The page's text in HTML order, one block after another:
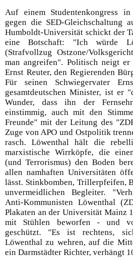
Auf einem Studentenkongress
gegen die SED-Gleichschaltung
Humboldt-Universität schickt der
eine Botschaft: "Ich würde
(Strafvollzug Ostzone/
man angreifen". Politisch neigt er
Ernst Reuter, den Regierenden
Für seinen Schwiegervater
gesamtdeutschen Minister, ist er
Wunder, dass ihn der
einstimmig, auch mit den
Freunde" mit der Leitung des
Zuge von APO und Ostpolitik
rasch. Löwenthal hält die
marxistische Wirrköpfe, die
(und Terrorismus) den Boden
allen namhaften Universitäten
lässt. Stinkbomben, Trillerpfeifen,
unvermeidlichen Begleiter.
Anti-Kommunisten Löwenthal
Plakaten an der Universität Mainz
mit Stühlen beworfen - und
geschützt. "Es ist rechtens,
Löwenthal zu wehren, auf die
ein Darmstädter Richter, verhängt